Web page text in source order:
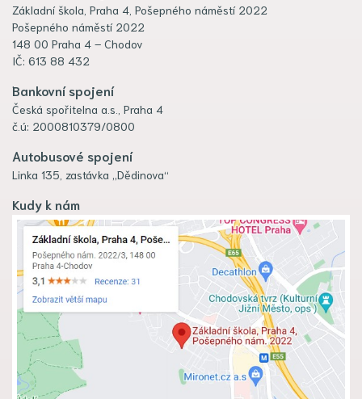
Základní škola, Praha 4, Pošepného náměstí 2022
Pošepného náměstí 2022
148 00 Praha 4 – Chodov
IČ: 613 88 432
Bankovní spojení
Česká spořitelna a.s., Praha 4
č.ú: 2000810379/0800
Autobusové spojení
Linka 135, zastávka „Dědinova“
Kudy k nám